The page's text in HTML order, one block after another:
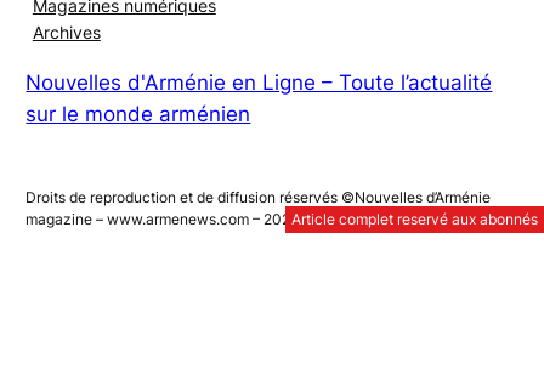
Article complet reservé aux abonnés
Article complet reservé aux abonnés
Article complet reservé aux abonnés
Magazines numériques
Archives
Nouvelles d'Arménie en Ligne – Toute l’actualité
sur le monde arménien
Droits de reproduction et de diffusion réservés ©Nouvelles d’Arménie
magazine – www.armenews.com – 2025